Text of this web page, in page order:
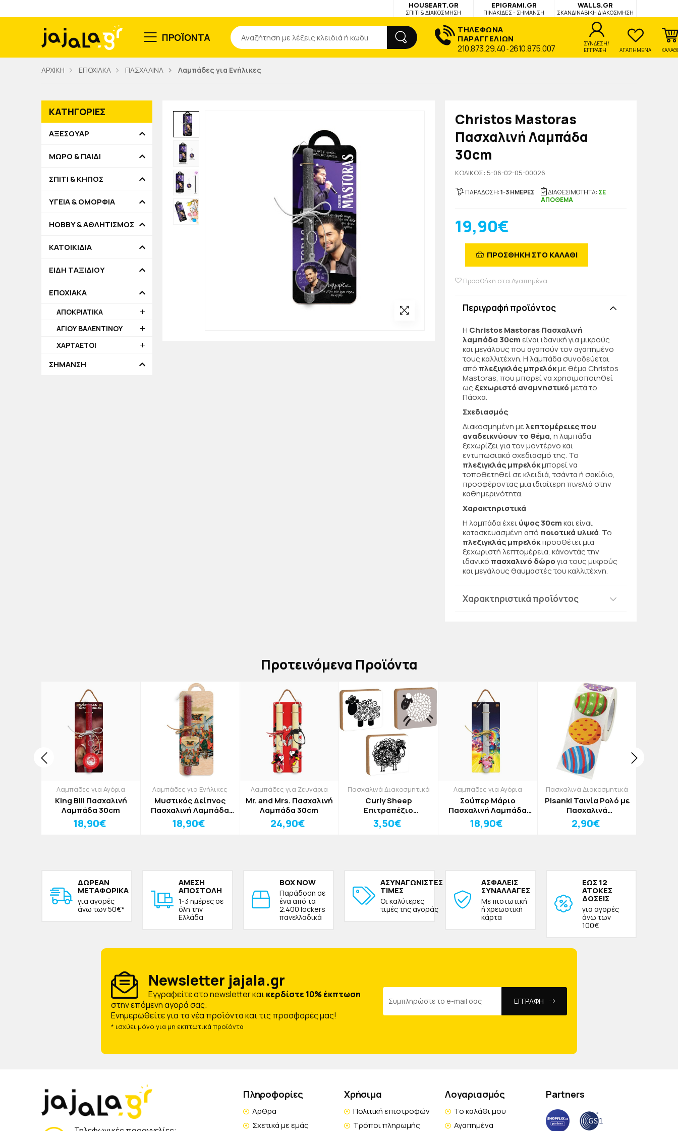
HOUSEART.GR
ΣΠΙΤΙ & ΔΙΑΚΟΣΜΗΣΗ
EPIGRAMI.GR
ΠΙΝΑΚΙΔΕΣ - ΣΗΜΑΝΣΗ
WALLS.GR
ΣΚΑΝΔΙΝΑΒΙΚΗ ΔΙΑΚΟΣΜΗΣΗ
ΠΡΟΪΟΝΤΑ
Αναζήτηση
ΤΗΛΕΦΩΝΑ
ΠΑΡΑΓΓΕΛΙΩΝ
210.873.29.40 -2610.875.007
ΣΥΝΔΕΣΗ/
ΕΓΓΡΑΦΗ
ΑΓΑΠΗΜΕΝΑ
ΑΡΧΙΚΗ ΕΠΟΧΙΑΚΑ ΠΑΣΧΑΛΙΝΑ Λαμπάδες για Ενήλικες
Christos Mastoras
Πασχαλινή Λαμπάδα
30cm
KΩΔΙΚΟΣ: 5-06-02-05-00026
ΠΑΡΑΔΟΣΗ:1-3 ΗΜΕΡΕΣ ΔΙΑΘΕΣΙΜΟΤΗΤΑ: ΣΕ
ΑΠΟΘΕΜΑ
19,90€
ΠΡΟΣΘΗΚΗ ΣΤΟ ΚΑΛΑΘΙ
Προσθήκη στα Αγαπημένα
Περιγραφή προϊόντος
Η Christos Mastoras Πασχαλινή
λαμπάδα 30cmείναι ιδανική για μικρούς
και μεγάλους που αγαπούν τον αγαπημένο
τους καλλιτέχνη. Η λαμπάδα συνοδεύεται
από πλεξιγκλάς μπρελόκμε θέμα Christos
Mastoras, που μπορεί να χρησιμοποιηθεί
ως ξεχωριστό αναμνηστικόμετά το
Πάσχα.
Σχεδιασμός
Διακοσμημένη μελεπτομέρειες που
αναδεικνύουν το θέμα, η λαμπάδα
ξεχωρίζει για τον μοντέρνο και
εντυπωσιακό σχεδιασμό της. Το
πλεξιγκλάς μπρελόκμπορεί να
τοποθετηθεί σε κλειδιά, τσάντα ή σακίδιο,
προσφέροντας μια ιδιαίτερη πινελιά στην
καθημερινότητα.
Χαρακτηριστικά
Η λαμπάδα έχειύψος 30cmκαι είναι
κατασκευασμένη από ποιοτικά υλικά. Το
πλεξιγκλάς μπρελόκπροσθέτει μια
ξεχωριστή λεπτομέρεια, κάνοντάς την
ιδανικό πασχαλινό δώρογια τους μικρούς
και μεγάλους θαυμαστές του καλλιτέχνη.
Χαρακτηριστικά προϊόντος
ΚΑΤΗΓΟΡΙΕΣ
ΑΞΕΣΟΥΑΡ
ΜΩΡΟ & ΠΑΙΔΙ
ΣΠΙΤΙ & ΚΗΠΟΣ
ΥΓΕΙΑ & ΟΜΟΡΦΙΑ
HOBBY & ΑΘΛΗΤΙΣΜΟΣ
ΚΑΤΟΙΚΙΔΙΑ
ΕΙΔΗ ΤΑΞΙΔΙΟΥ
ΕΠΟΧΙΑΚΑ
ΑΠΟΚΡΙΑΤΙΚΑ
ΑΓΙΟΥ ΒΑΛΕΝΤΙΝΟΥ
ΧΑΡΤΑΕΤΟΙ
ΣΗΜΑΝΣΗ
Πρoτεινόμενα Προϊόντα
Λαμπάδες για Αγόρια
King Bill Πασχαλινή
Λαμπάδα 30cm
18,90€
Λαμπάδες για Ενήλικες
Μυστικός Δείπνος
Πασχαλινή Λαμπάδα
30cm
18,90€
Λαμπάδες για Ζευγάρια
Mr. and Mrs. Πασχαλινή
Λαμπάδα 30cm
24,90€
Πασχαλινά Διακοσμητικά
Curly Sheep
Επιτραπέζιο
Πασχαλινό
Διακοσμητικό Μαύρο
3,50€
Λαμπάδες για Αγόρια
Σούπερ Μάριο
Πασχαλινή Λαμπάδα
30cm
18,90€
Πασχαλινά Διακοσμητικά
Pisanki Ταινία Ρολό με
Πασχαλινά
Αυτοκόλλητα 500τμχ
2,90€
ΔΩΡΕAΝ
ΜΕΤΑΦΟΡΙΚΑ
για αγορές
άνω των 50€*
ΑΜΕΣΗ
ΑΠΟΣΤΟΛΗ
1-3 ημέρες σε
όλη την
Ελλάδα
BOX NOW
Παράδοση σε
ένα από τα
2.400 lockers
πανελλαδικά
ΑΣΥΝΑΓΩΝΙΣΤΕΣ
ΤΙΜΕΣ
Οι καλύτερες
τιμές της αγοράς
ΑΣΦΑΛΕΙΣ
ΣΥΝΑΛΛΑΓΕΣ
Με πιστωτική
ή χρεωστική
κάρτα
ΕΩΣ 12
ΑΤΟΚΕΣ
ΔΟΣΕΙΣ
για αγορές
άνω των
100€
Newsletter jajala.gr
Eγγραφείτε στο newsletter καικερδίστε 10% έκπτωση
στην επόμενη αγορά σας.
Ενημερωθείτε για τα νέα προϊόντα και τις προσφορές μας!
* ισχύει μόνο για μη εκπτωτικά προϊόντα
ΕΓΓΡΑΦΗ
Πληροφορίες
Άρθρα
Σχετικά με εμάς
Χρήσιμα
Πολιτική επιστροφών
Τρόποι πληρωμής
Λογαριασμός
Το καλάθι μου
Αγαπημένα
Partners